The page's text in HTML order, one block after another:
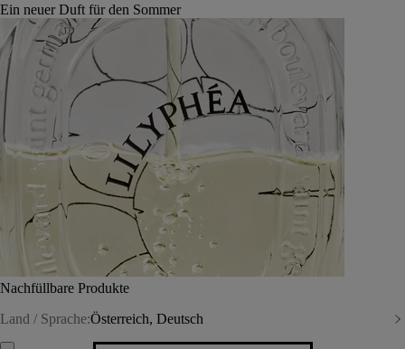
Ein neuer Duft für den Sommer
Nachfüllbare Produkte
Land / Sprache:Österreich, Deutsch